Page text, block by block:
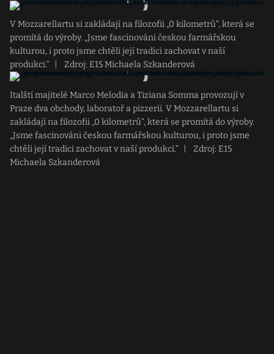
V Mozzarellartu si zakládají na filozofii „0 kilometrů“, která se
promítá do výroby. „Jsme fascinováni českou farmářskou
kulturou, i proto jsme chtěli její tradici zachovat v naší
produkci.“
Zdroj: E15 Michaela Szkanderová
Italští majitelé Marco Melodia a Tiziana Somma provozují v
Praze dva obchody, laboratoř a pizzerii. V Mozzarellartu si
zakládají na filozofii „0 kilometrů“, která se promítá do výroby.
„Jsme fascinováni českou farmářskou kulturou, i proto jsme
chtěli její tradici zachovat v naší produkci.“
Zdroj: E15
Michaela Szkanderová